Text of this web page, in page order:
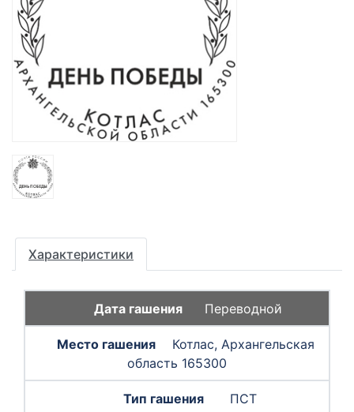
Характеристики
Переводной
Котлас, Архангельская
область 165300
ПСТ